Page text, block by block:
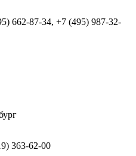
662-87-34, +7 (495) 987-32-
363-62-00